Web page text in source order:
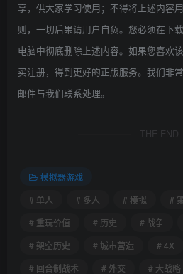
享，供大家学习使用；不得将上述内容
则，一切后果请用户自负。您必须在下
电脑中彻底删除上述内容。如果您喜欢
买注册，得到更好的正版服务。我们非
邮件与我们联系处理。
THE END
模拟器游戏
# 单人
# 多人 # 模拟 #
# 重玩价值
# 历史 # 战争
# 架空历史
# 城市营造 # 4X
# 回合制战术
# 外交 # 大战略